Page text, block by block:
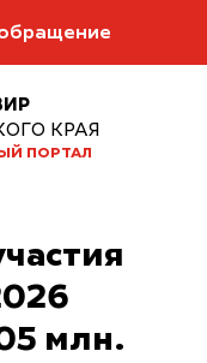
КРАЯ
ПОРТАЛ
млн.